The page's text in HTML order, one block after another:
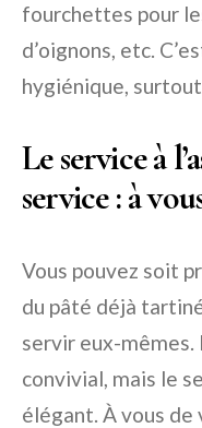
fourchettes pour
d’oignons, etc.
hygiénique,
Le service à
service : à
Vous pouvez soit
du pâté déjà
servir eux-mêmes.
convivial, mais le
élégant. À vous de